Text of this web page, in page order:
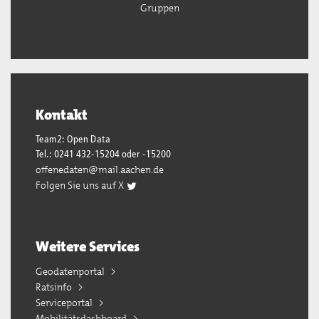
Gruppen
Kontakt
Team2: Open Data
Tel.: 0241 432-15204 oder -15200
offenedaten@mail.aachen.de
Folgen Sie uns auf X
Weitere Services
Geodatenportal
Ratsinfo
Serviceportal